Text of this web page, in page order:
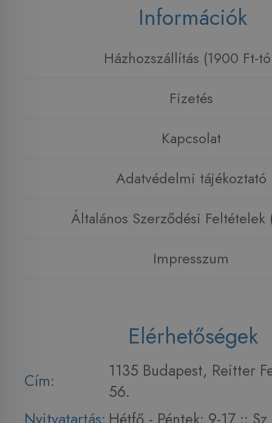
Információk
Házhozszállítás (1900 Ft-
Fizetés
Kapcsolat
Adatvédelmi tájékoztató
Általános Szerződési Feltételek
Impresszum
Elérhetőségek
Cím:
1135 Budapest, Reitter
56.